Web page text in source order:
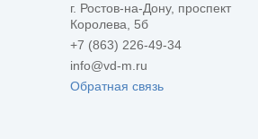
г. Ростов-на-Дону, проспект
Королева, 5б
+7 (863) 226-49-34
info@vd-m.ru
Обратная связь